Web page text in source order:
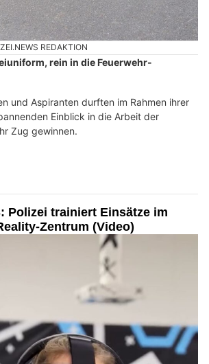
REDAKTION
rein in die Feuerwehr-
und Aspiranten durften im Rahmen ihrer
Einblick in die Arbeit der
Zug gewinnen.
Polizei trainiert Einsätze im
Zentrum (Video)